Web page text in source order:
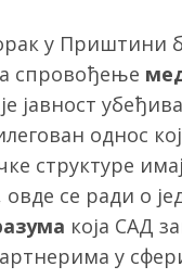
у Приштини
спровођење
је јавност
однос
структуре
се ради о
која САД
у